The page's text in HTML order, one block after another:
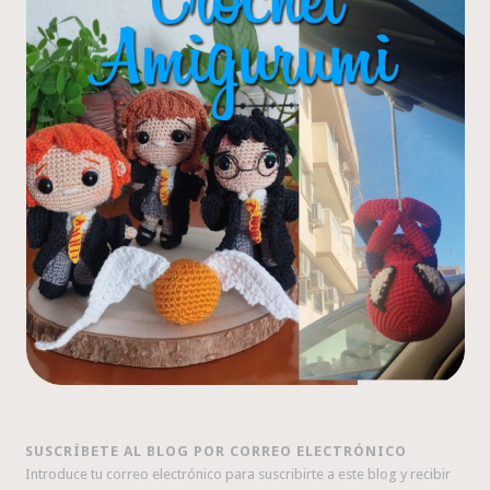
SUSCRÍBETE AL BLOG POR CORREO ELECTRÓNICO
Introduce tu correo electrónico para suscribirte a este blog y recibir